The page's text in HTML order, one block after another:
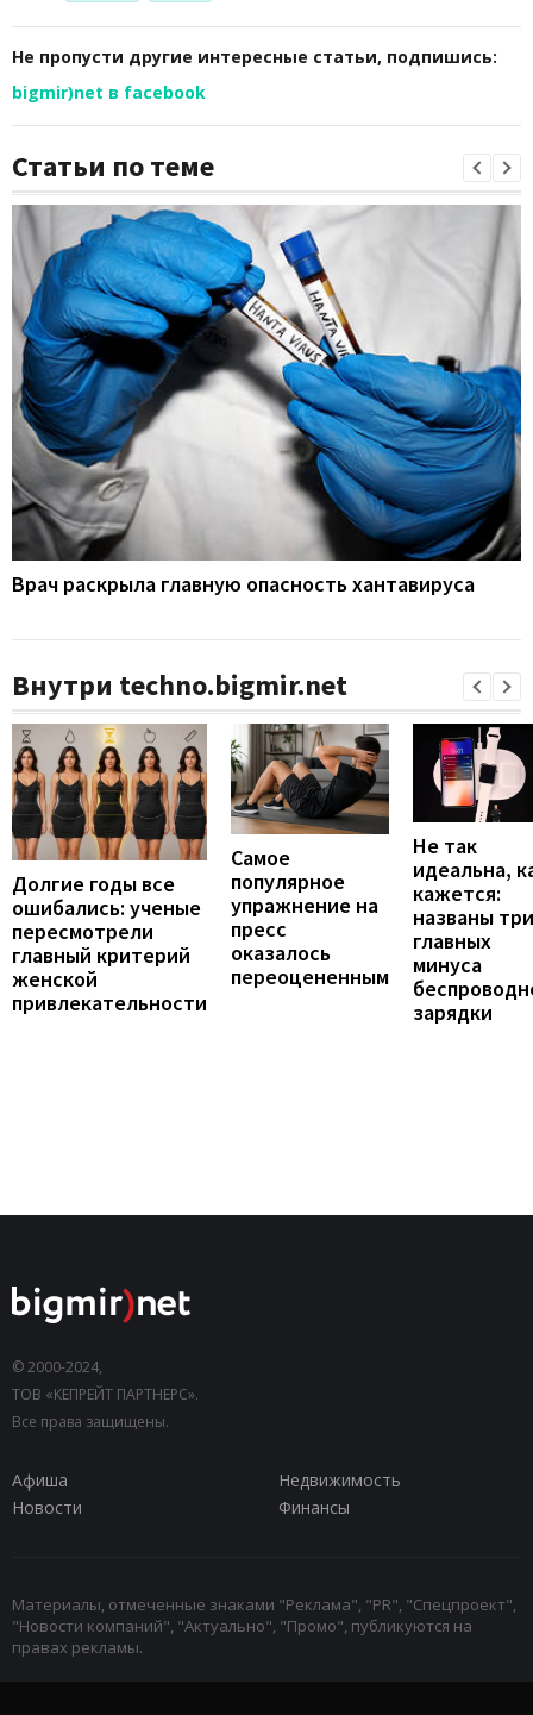
Не пропусти другие интересные статьи, подпишись:
bigmir)net в facebook
Статьи по теме
Врач раскрыла главную опасность хантавируса
Внутри techno.bigmir.net
Долгие годы все
ошибались: ученые
пересмотрели
главный критерий
женской
привлекательности
Самое
популярное
упражнение на
пресс
оказалось
переоцененным
Не так
идеальна,
кажется:
названы три
главных
минуса
зарядки
© 2000-2024,
ТОВ «КЕПРЕЙТ ПАРТНЕРС».
Все права защищены.
Афиша
Недвижимость
Новости
Финансы
Материалы, отмеченные знаками "Реклама", "PR", "Спецпроект",
"Новости компаний", "Актуально", "Промо", публикуются на
правах рекламы.